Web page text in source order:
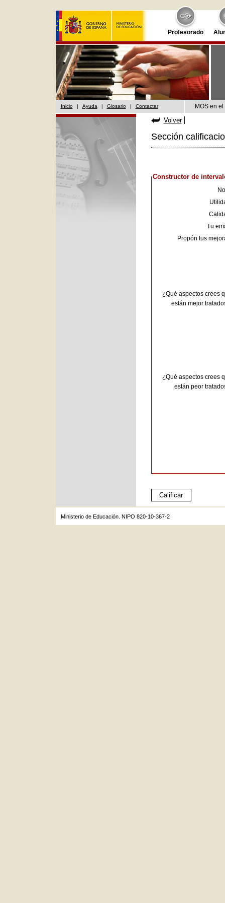
Profesorado
Inicio | Ayuda | Glosario | Contactar MOS en
Volver
Sección
Constructor de
Tu
Propón tus
¿Qué aspectos crees
están mejor
¿Qué aspectos crees
están peor
Ministerio de Educación. NIPO 820-10-367-2